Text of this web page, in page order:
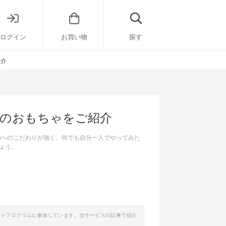
ログイン お買い物 探す
おもちゃをご紹介
のこだわりが強く、何でも自分一人でやってみた
う。
プログラムに参加しています。当サービスの記事で紹介